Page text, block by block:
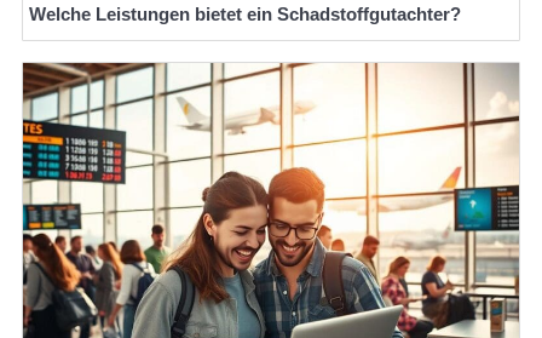
Welche Leistungen bietet ein Schadstoffgutachter?